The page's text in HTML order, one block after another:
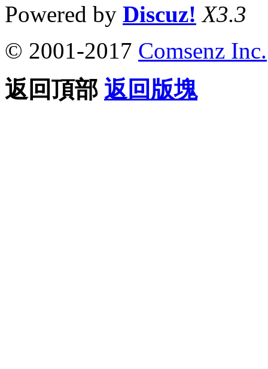
Powered by Discuz! X3.3
© 2001-2017 Comsenz Inc.
返回頂部 返回版塊